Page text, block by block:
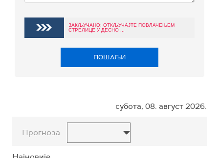
ЗАКЉУЧАНО: ОТКЉУЧАЈТЕ ПОВЛАЧЕЊЕМ
СТРЕЛИЦЕ У ДЕСНО ...
ПОШАЉИ
субота, 08. август 2026.
Прогноза